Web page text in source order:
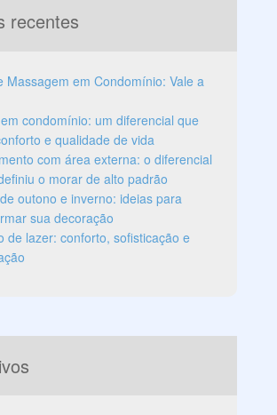
recentes
Massagem em Condomínio: Vale a
condomínio: um diferencial que
e qualidade de vida
com área externa: o diferencial
o morar de alto padrão
outono e inverno: ideias para
sua decoração
de lazer: conforto, sofisticação e